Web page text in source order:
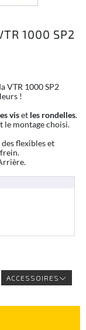
1000 SP2
VTR 1000 SP2
!
viset les rondelles.
le montage choisi.
flexibles et
ACCESSOIRES